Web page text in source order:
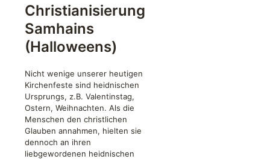
Christianisierung
Samhains
(Halloweens)
Nicht wenige unserer heutigen
Kirchenfeste sind heidnischen
Ursprungs, z.B. Valentinstag,
Ostern, Weihnachten. Als die
Menschen den christlichen
Glauben annahmen, hielten sie
dennoch an ihren
liebgewordenen heidnischen